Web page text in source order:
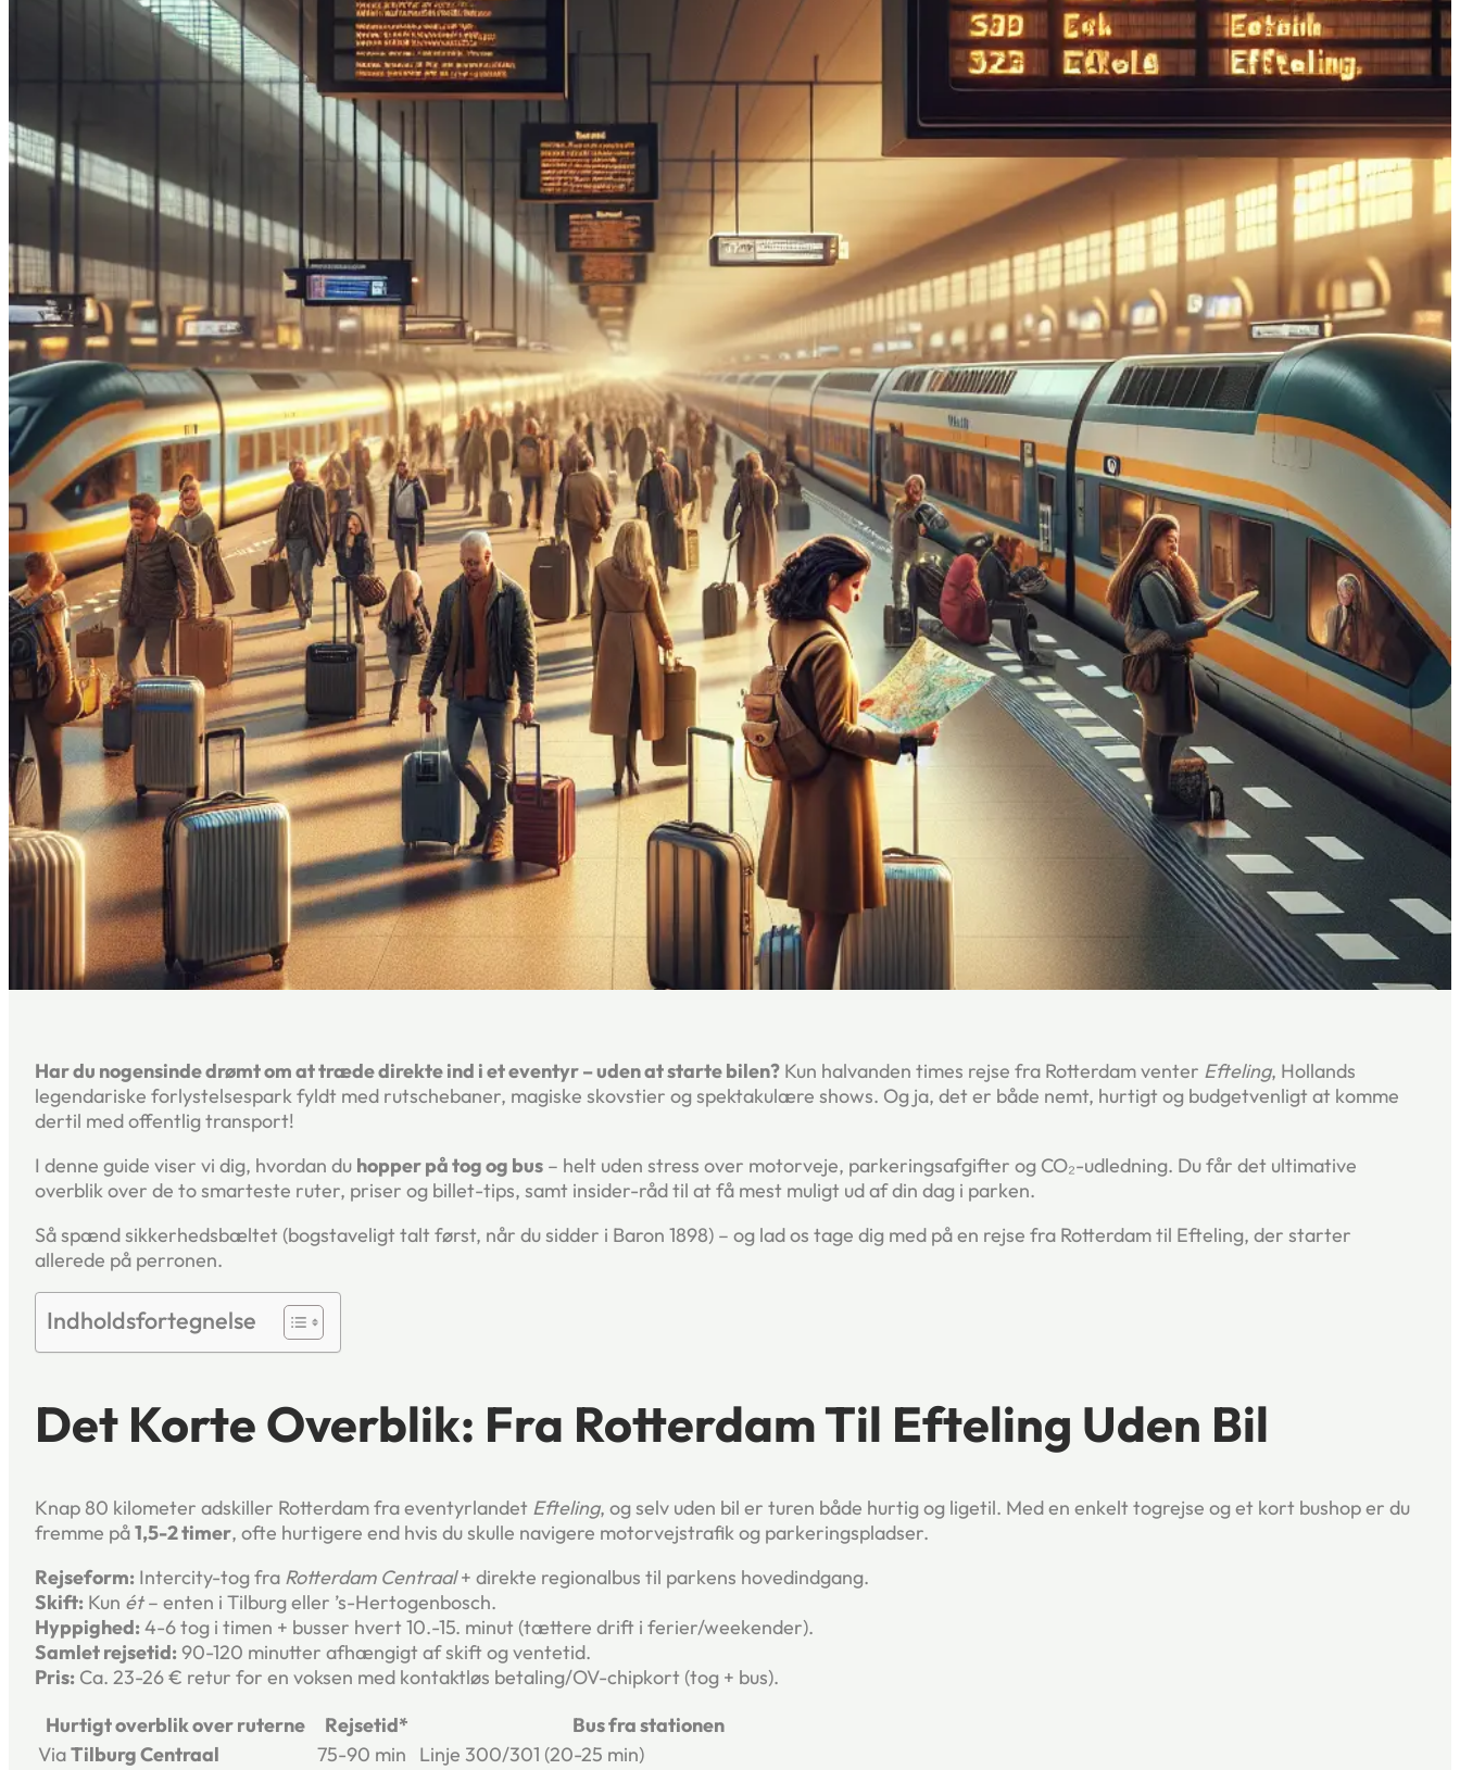
Har du nogensinde drømt om at træde direkte ind i et eventyr – uden at starte bilen? Kun halvanden times rejse fra Rotterdam venter Efteling, Hollands
legendariske forlystelsespark fyldt med rutschebaner, magiske skovstier og spektakulære shows. Og ja, det er både nemt, hurtigt og budgetvenligt at komme
dertil med offentlig transport!
I denne guide viser vi dig, hvordan du hopper på tog og bus – helt uden stress over motorveje, parkeringsafgifter og CO₂-udledning. Du får det ultimative
overblik over de to smarteste ruter, priser og billet-tips, samt insider-råd til at få mest muligt ud af din dag i parken.
Så spænd sikkerhedsbæltet (bogstaveligt talt først, når du sidder i Baron 1898) – og lad os tage dig med på en rejse fra Rotterdam til Efteling, der starter
allerede på perronen.
Indholdsfortegnelse
Det Korte Overblik: Fra Rotterdam Til Efteling Uden Bil
Knap 80 kilometer adskiller Rotterdam fra eventyrlandet Efteling, og selv uden bil er turen både hurtig og ligetil. Med en enkelt togrejse og et kort bushop er du
fremme på1,5-2 timer, ofte hurtigere end hvis du skulle navigere motorvejstrafik og parkerings­pladser.
Rejseform: Intercity-tog fra Rotterdam Centraal+ direkte regionalbus til parkens hovedindgang.
Skift: Kun ét– enten i Tilburg eller ’s-Hertogenbosch.
Hyppighed:4-6 tog i timen + busser hvert 10.-15. minut (tættere drift i ferier/weekender).
Samlet rejsetid:90-120 minutter afhængigt af skift og ventetid.
Pris: Ca. 23-26 € retur for en voksen med kontaktløs betaling/OV-chipkort (tog + bus).
Hurtigt overblik over ruterne
Rejsetid*
Bus fra stationen
ViaTilburg Centraal 75-90 min
Linje 300/301 (20-25 min)